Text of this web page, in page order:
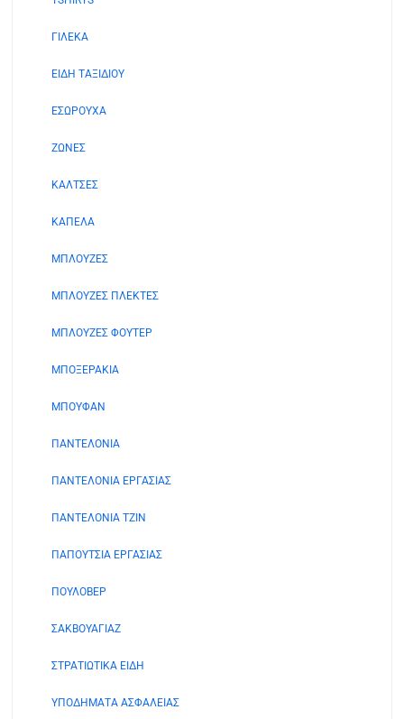
ΓΙΛΕΚΑ
ΕΙΔΗ ΤΑΞΙΔΙΟΥ
ΕΣΩΡΟΥΧΑ
ΖΩΝΕΣ
ΚΑΛΤΣΕΣ
ΚΑΠΕΛΑ
ΜΠΛΟΥΖΕΣ
ΜΠΛΟΥΖΕΣ ΠΛΕΚΤΕΣ
ΜΠΛΟΥΖΕΣ ΦΟΥΤΕΡ
ΜΠΟΞΕΡΑΚΙΑ
ΜΠΟΥΦΑΝ
ΠΑΝΤΕΛΟΝΙΑ
ΠΑΝΤΕΛΟΝΙΑ ΕΡΓΑΣΙΑΣ
ΠΑΝΤΕΛΟΝΙΑ ΤΖΙΝ
ΠΑΠΟΥΤΣΙΑ ΕΡΓΑΣΙΑΣ
ΠΟΥΛΟΒΕΡ
ΣΑΚΒΟΥΑΓΙΑΖ
ΣΤΡΑΤΙΩΤΙΚΑ ΕΙΔΗ
ΥΠΟΔΗΜΑΤΑ ΑΣΦΑΛΕΙΑΣ